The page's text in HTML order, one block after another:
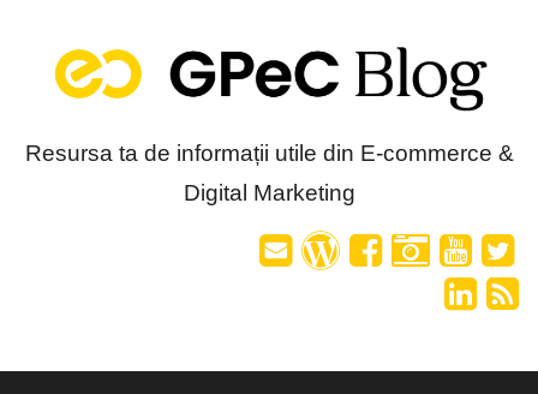
content
Blog-
Resursa ta de informații utile din E-commerce &
Digital Marketing